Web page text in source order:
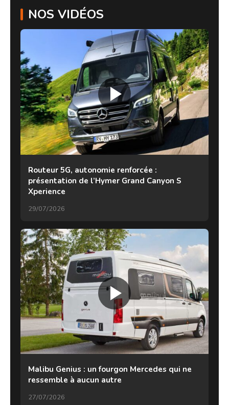
NOS VIDÉOS
Routeur 5G, autonomie renforcée :
présentation de l’Hymer Grand Canyon S
Xperience
29/07/2026
Malibu Genius : un fourgon Mercedes qui ne
ressemble à aucun autre
27/07/2026